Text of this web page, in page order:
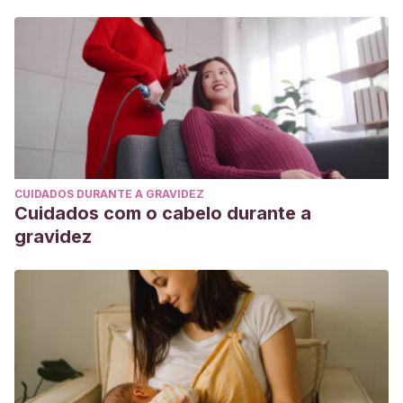
C Sylvetsky
, A;M Conway
I Rother, K
Development of Sweet Taste Perception:
Implications for Artificial Sweetener Use. Endocr Dev,
van Opstal
, A M; Kaal, I; van den Berg-Huysmans, A A;
Hoeksma
, M; Blonk Pij, H et al (2019)Dietary sugars
and non-caloric sweeteners elicit different homeostatic
and hedonic responses in the brain. Nutrition, 60:80-6.
diets. Recommendations of the Nutrition Committee of the
Spanish Paediatric Association. An Pediatr (Barc), 83(5):
, A; I Rother, K;Brown, R(2011)
Artificial
sweetener use among children: epidemiology,
CUIDADOS DURANTE A GRAVIDEZ
Cuidados com o cabelo durante a
gravidez